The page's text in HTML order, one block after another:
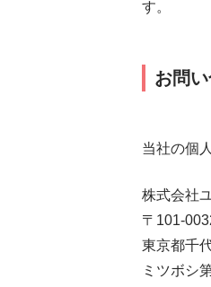
す。
お問
当社の個
株式会社
〒101-
東京都千
ミツボシ